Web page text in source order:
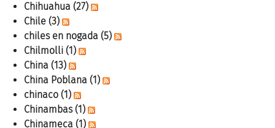
Chihuahua (27)
Chile (3)
chiles en nogada (5)
Chilmolli (1)
China (13)
China Poblana (1)
chinaco (1)
Chinambas (1)
Chinameca (1)